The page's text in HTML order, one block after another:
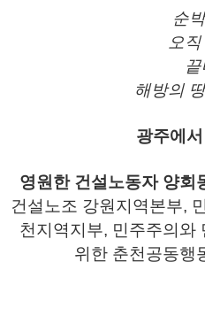
순
오
해방의
광주에
영원한 건설노동자 양회
건설노조 강원지역본부,
천지역지부, 민주주의와
위한 춘천공동행